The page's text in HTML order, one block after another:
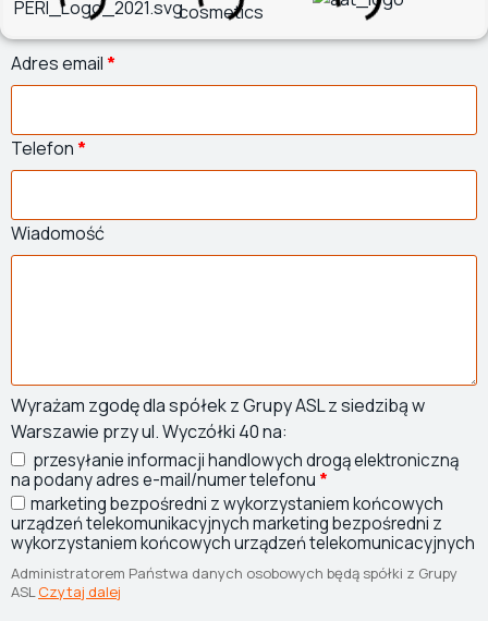
Adres email *
Telefon *
Wiadomość
Wyrażam zgodę dla spółek z Grupy ASL z siedzibą w
Warszawie przy ul. Wyczółki 40 na:
przesyłanie informacji handlowych drogą elektroniczną
na podany adres e-mail/numer telefonu *
marketing bezpośredni z wykorzystaniem końcowych
urządzeń telekomunikacyjnychmarketing bezpośredni z
wykorzystaniem końcowych urządzeń telekomunicacyjnych
Administratorem Państwa danych osobowych będą spółki z Grupy
ASLCzytaj dalej